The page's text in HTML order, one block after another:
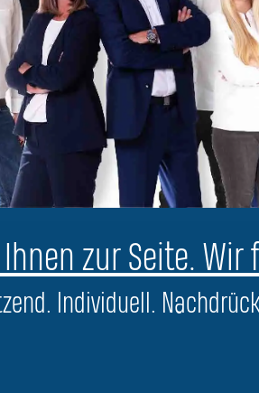
Ihnen zur Seite.
Individuell.